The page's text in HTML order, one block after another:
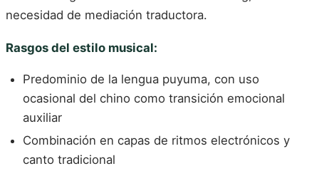
necesidad de mediación traductora.
Rasgos del estilo musical:
Predominio de la lengua puyuma, con uso
ocasional del chino como transición emocional
auxiliar
Combinación en capas de ritmos electrónicos y
canto tradicional